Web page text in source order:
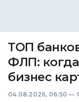
ТОП
ФЛП:
бизнес
04.08.2026, 06:50 —